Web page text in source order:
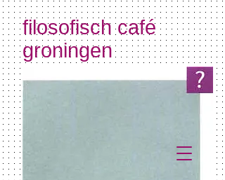
filosofisch café
groningen